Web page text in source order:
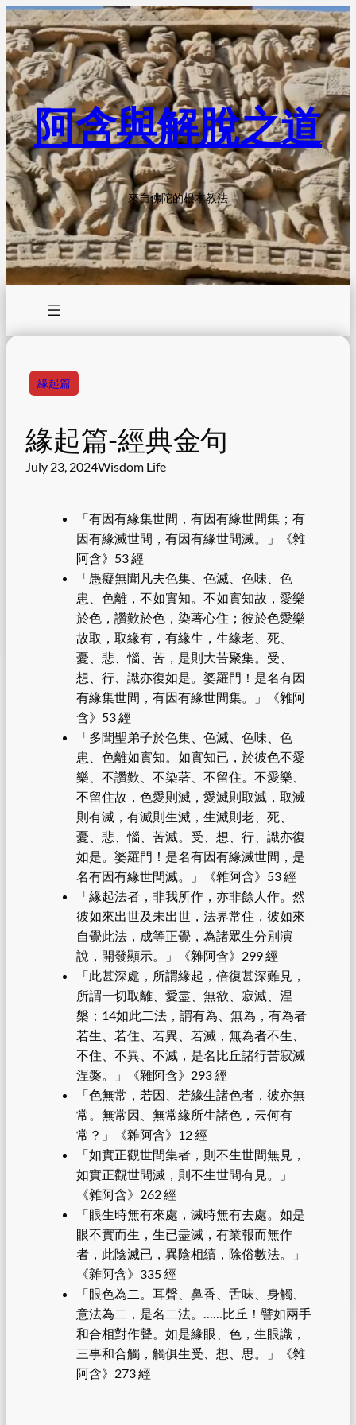
Skip
to
content
阿含與解脫之道
來自佛陀的根本教法
緣起篇
緣起篇-經典金句
July 23, 2024Wisdom Life
「有因有緣集世間，有因有緣世間集；有
因有緣滅世間，有因有緣世間滅。」《雜
阿含》53 經
「愚癡無聞凡夫色集、色滅、色味、色
患、色離，不如實知。不如實知故，愛樂
於色，讚歎於色，染著心住；彼於色愛樂
故取，取緣有，有緣生，生緣老、死、
憂、悲、惱、苦，是則大苦聚集。受、
想、行、識亦復如是。婆羅門！是名有因
有緣集世間，有因有緣世間集。」《雜阿
含》53 經
「多聞聖弟子於色集、色滅、色味、色
患、色離如實知。如實知已，於彼色不愛
樂、不讚歎、不染著、不留住。不愛樂、
不留住故，色愛則滅，愛滅則取滅，取滅
則有滅，有滅則生滅，生滅則老、死、
憂、悲、惱、苦滅。受、想、行、識亦復
如是。婆羅門！是名有因有緣滅世間，是
名有因有緣世間滅。」《雜阿含》53 經
「緣起法者，非我所作，亦非餘人作。然
彼如來出世及未出世，法界常住，彼如來
自覺此法，成等正覺，為諸眾生分別演
說，開發顯示。」《雜阿含》299 經
「此甚深處，所謂緣起，倍復甚深難見，
所謂一切取離、愛盡、無欲、寂滅、涅
槃；14如此二法，謂有為、無為，有為者
若生、若住、若異、若滅，無為者不生、
不住、不異、不滅，是名比丘諸行苦寂滅
涅槃。」《雜阿含》293 經
「色無常，若因、若緣生諸色者，彼亦無
常。無常因、無常緣所生諸色，云何有
常？」《雜阿含》12 經
「如實正觀世間集者，則不生世間無見，
如實正觀世間滅，則不生世間有見。」
《雜阿含》262 經
「眼生時無有來處，滅時無有去處。如是
眼不實而生，生已盡滅，有業報而無作
者，此陰滅已，異陰相續，除俗數法。」
《雜阿含》335 經
「眼色為二。耳聲、鼻香、舌味、身觸、
意法為二，是名二法。……比丘！譬如兩手
和合相對作聲。如是緣眼、色，生眼識，
三事和合觸，觸俱生受、想、思。」《雜
阿含》273 經